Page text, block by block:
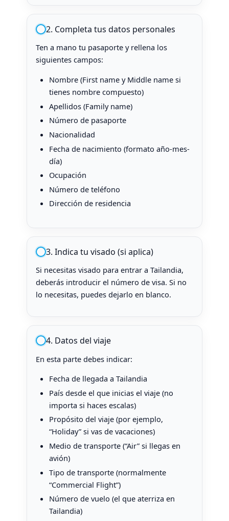
2. Completa tus datos personales
Ten a mano tu pasaporte y rellena los
siguientes campos:
Nombre (First name y Middle name si
tienes nombre compuesto)
Apellidos (Family name)
Número de pasaporte
Nacionalidad
Fecha de nacimiento (formato año-mes-
día)
Ocupación
Número de teléfono
Dirección de residencia
3. Indica tu visado (si aplica)
Si necesitas visado para entrar a Tailandia,
deberás introducir el número de visa. Si no
lo necesitas, puedes dejarlo en blanco.
4. Datos del viaje
En esta parte debes indicar:
Fecha de llegada a Tailandia
País desde el que inicias el viaje (no
importa si haces escalas)
Propósito del viaje (por ejemplo,
“Holiday” si vas de vacaciones)
Medio de transporte (“Air” si llegas en
avión)
Tipo de transporte (normalmente
“Commercial Flight”)
Número de vuelo (el que aterriza en
Tailandia)